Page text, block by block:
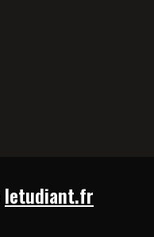
letudiant.fr